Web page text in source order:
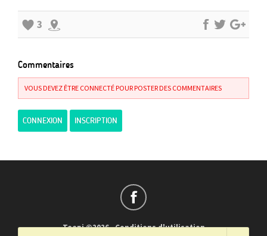
3
Commentaires
VOUS DEVEZ ÊTRE CONNECTÉ POUR POSTER DES COMMENTAIRES
CONNEXION INSCRIPTION
Teepi ©2026-Conditions d'utilisation